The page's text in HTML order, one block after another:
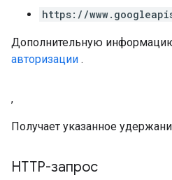
https://
Дополнительную
авторизации .
,
Получает указанное
HTTP-запрос